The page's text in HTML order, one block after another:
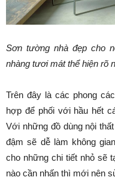
Sơn tường nhà đẹp cho
nhàng tươi mát thể hiện rõ
Trên đây là các phong
hợp để phối với hầu hết
Với những đồ dùng nội
đậm sẽ dễ làm không
cho những chi tiết nhỏ sẽ
nào cần nhấn thì mới nên